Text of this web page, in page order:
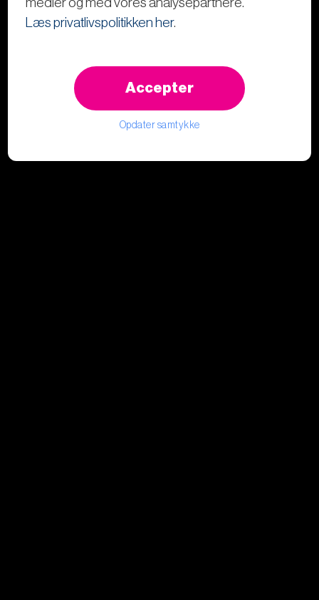
Læs privatlivspolitikken her.
Accepter
Opdater samtykke